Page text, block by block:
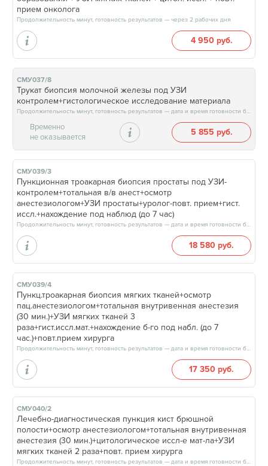
прием онколога
Продолжительность минут, готовность результатов — через 2 рабочих дня
4 950 руб.
СМУ037/8
Трукат биопсия молочной железы под УЗИ
контролем+гистологическое исследование материала
Продолжительность минут, готовность результатов — дата и время готовности будут сообщены врачом в день приёма
Временно
не оказывается
5 855 руб.
СМУ039/3
Пункционная троакарная биопсия простаты под УЗИ-
контролем+тотальная в/в анест+осмотр
анестезиологом+УЗИ простаты+уролог-повт. прием+гист.
иссл.+нахождение под наблюд (до 7 час)
Продолжительность минут, готовность результатов — дата и время готовности будут сообщены врачом в день приёма
18 580 руб.
СМУ039/4
Пункц.троакарная биопсия мягких тканей+осмотр
пац.анестезиологом+тотальная внутривенная анестезия
(30 мин.)+УЗИ мягких тканей 3
раза+гист.иссл.мат.+нахождение б-го под набл. (до 7
час.)+повт.прием хирурга
Продолжительность минут, готовность результатов — дата и время готовности будут сообщены врачом в день приёма
17 350 руб.
СМУ040/2
Лечебно-диагностическая пункция кист брюшной
полости+осмотр анестезиологом+тотальная внутривенная
анестезия (30 мин.)+цитологическое иссл-е мат-ла+УЗИ
мягких тканей 2 раза+повт. прием хирурга
Продолжительность минут, готовность результатов — дата и время готовности будут сообщены врачом в день приёма